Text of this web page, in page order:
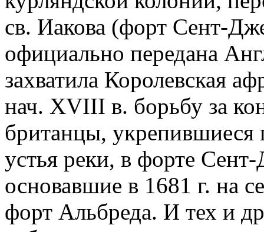
св. Иакова (форт Сент-
официально передана
захватила Королевская
нач. XVIII в. борьбу за
британцы, укрепившиеся
устья реки, в форте
основавшие в 1681 г. на
форт Альбреда. И тех и